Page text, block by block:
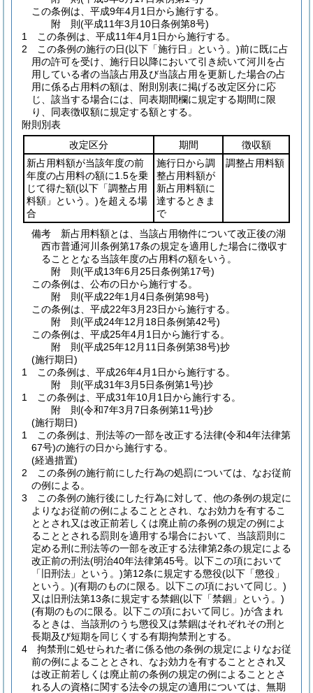
この条例は、平成9年4月1日から施行する。
附 則(平成11年3月10日条例第8号)
1
この条例は、平成11年4月1日から施行する。
2
この条例の施行の日(以下「施行日」という。)前に既に占
用の許可を受け、施行日以降において引き続いて河川を占
用している者の当該占用及び当該占用を更新した場合の占
用に係る占用料の額は、附則別表に掲げる改定区分に応
じ、該当する場合には、同表期間欄に規定する期間に限
り、同表徴収額に規定する額とする。
附則別表
改定区分
期間
徴収額
新占用料額が当該年度の前
年度の占用料の額に1.5を乗
じて得た額(以下「調整占用
料額」という。)を超える場
合
施行日から調
整占用料額が
新占用料額に
達するときま
で
調整占用料額
備考 新占用料額とは、当該占用物件について改正後の湖
西市普通河川条例第17条の規定を適用した場合に徴収す
ることとなる当該年度の占用料の額をいう。
附 則(平成13年6月25日条例第17号)
この条例は、公布の日から施行する。
附 則(平成22年1月4日条例第98号)
この条例は、平成22年3月23日から施行する。
附 則(平成24年12月18日条例第42号)
この条例は、平成25年4月1日から施行する。
附 則(平成25年12月11日条例第38号)抄
(施行期日)
1
この条例は、平成26年4月1日から施行する。
附 則(平成31年3月5日条例第1号)抄
1
この条例は、平成31年10月1日から施行する。
附 則(令和7年3月7日条例第11号)抄
(施行期日)
1
この条例は、刑法等の一部を改正する法律(令和4年法律第
67号)の施行の日から施行する。
(経過措置)
2
この条例の施行前にした行為の処罰については、なお従前
の例による。
3
この条例の施行後にした行為に対して、他の条例の規定に
よりなお従前の例によることとされ、なお効力を有するこ
ととされ又は改正前若しくは廃止前の条例の規定の例によ
ることとされる罰則を適用する場合において、当該罰則に
定める刑に刑法等の一部を改正する法律第2条の規定による
改正前の刑法(明治40年法律第45号。以下この項において
「旧刑法」という。)第12条に規定する懲役(以下「懲役」
という。)(有期のものに限る。以下この項において同じ。)
又は旧刑法第13条に規定する禁錮(以下「禁錮」という。)
(有期のものに限る。以下この項において同じ。)が含まれ
るときは、当該刑のうち懲役又は禁錮はそれぞれその刑と
長期及び短期を同じくする有期拘禁刑とする。
4
拘禁刑に処せられた者に係る他の条例の規定によりなお従
前の例によることとされ、なお効力を有することとされ又
は改正前若しくは廃止前の条例の規定の例によることとさ
れる人の資格に関する法令の規定の適用については、無期